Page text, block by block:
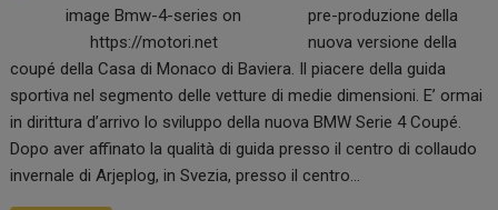
pre-produzione della
nuova versione della
coupé della Casa di Monaco di Baviera. Il piacere della guida
sportiva nel segmento delle vetture di medie dimensioni. E’ ormai
in dirittura d’arrivo lo sviluppo della nuova BMW Serie 4 Coupé.
Dopo aver affinato la qualità di guida presso il centro di collaudo
invernale di Arjeplog, in Svezia, presso il centro…